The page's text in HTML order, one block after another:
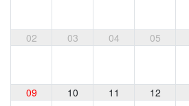
02 03 04 05
09 10 11 12